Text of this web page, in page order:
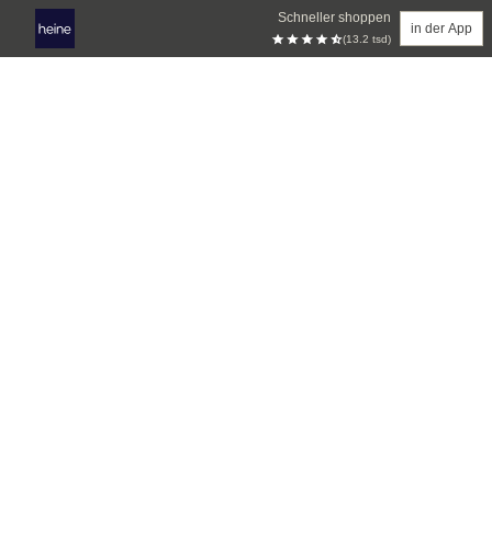
Schneller shoppen
(13.2 tsd)
in der App